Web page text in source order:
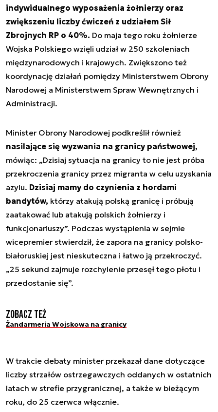
indywidualnego wyposażenia żołnierzy oraz
zwiększeniu liczby ćwiczeń z udziałem Sił
Zbrojnych RP o 40%. Do maja tego roku żołnierze
Wojska Polskiego wzięli udział w 250 szkoleniach
międzynarodowych i krajowych. Zwiększono też
koordynację działań pomiędzy Ministerstwem Obrony
Narodowej a Ministerstwem Spraw Wewnętrznych i
Administracji.
Minister Obrony Narodowej podkreślił również
nasilające się wyzwania na granicy państwowej,
mówiąc: „Dzisiaj sytuacja na granicy to nie jest próba
przekroczenia granicy przez migranta w celu uzyskania
azylu. Dzisiaj mamy do czynienia z hordami
bandytów, którzy atakują polską granicę i próbują
zaatakować lub atakują polskich żołnierzy i
funkcjonariuszy”. Podczas wystąpienia w sejmie
wicepremier stwierdził, że zapora na granicy polsko-
białoruskiej jest nieskuteczna i łatwo ją przekroczyć.
„25 sekund zajmuje rozchylenie przesęł tego płotu i
przedostanie się”.
Zobacz też
Żandarmeria Wojskowa na granicy
W trakcie debaty minister przekazał dane dotyczące
liczby strzałów ostrzegawczych oddanych w ostatnich
latach w strefie przygranicznej, a także w bieżącym
roku, do 25 czerwca włącznie.